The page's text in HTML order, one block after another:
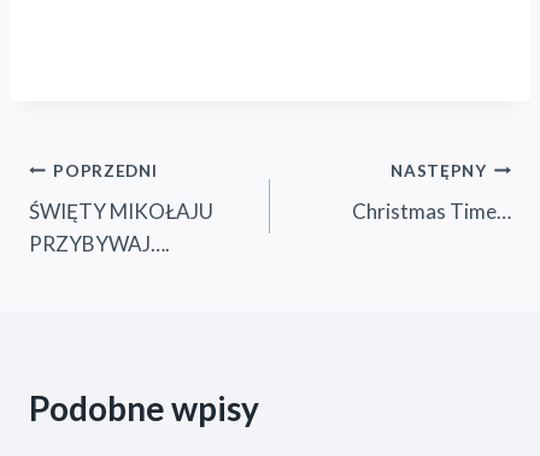
Nawigacja
wpisu
POPRZEDNI
ŚWIĘTY MIKOŁAJU
PRZYBYWAJ….
NASTĘPNY
Christmas Time…
Podobne wpisy